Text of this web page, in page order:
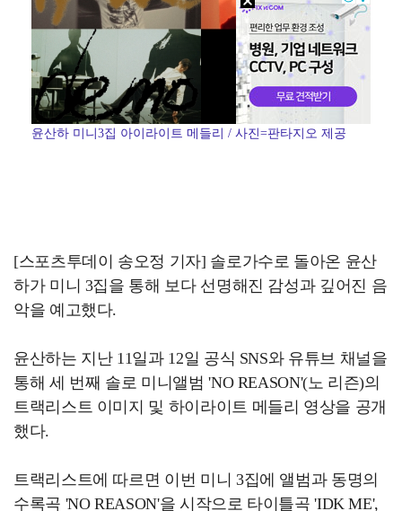
윤산하 미니3집 아이라이트 메들리 / 사진=판타지오 제공
[스포츠투데이 송오정 기자] 솔로가수로 돌아온 윤산
하가 미니 3집을 통해 보다 선명해진 감성과 깊어진 음
악을 예고했다.
윤산하는 지난 11일과 12일 공식 SNS와 유튜브 채널을
통해 세 번째 솔로 미니앨범 'NO REASON'(노 리즌)의
트랙리스트 이미지 및 하이라이트 메들리 영상을 공개
했다.
트랙리스트에 따르면 이번 미니 3집에 앨범과 동명의
수록곡 'NO REASON'을 시작으로 타이틀곡 'IDK ME',